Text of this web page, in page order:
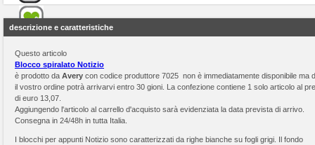
descrizione e caratteristiche
Questo articolo
Blocco spiralato Notizio
è prodotto da Avery con codice produttore 7025 non è immediatamente disponibile ma
il vostro ordine potrà arrivarvi entro 30 gioni. La confezione contiene 1 solo articolo al
di euro 13,07.
Aggiungendo l'articolo al carrello d'acquisto sarà evidenziata la data prevista di arrivo.
Consegna in 24/48h in tutta Italia.
I blocchi per appunti Notizio sono caratterizzati da righe bianche su fogli grigi. Il fondo